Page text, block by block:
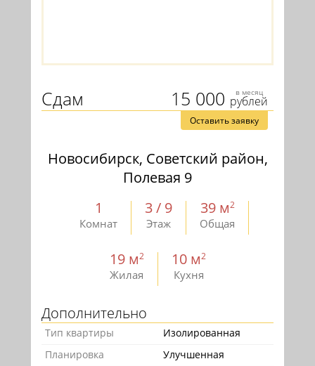
15 000 в месяц
рублей
Сдам
Оставить заявку
Новосибирск, Советский район,
Полевая 9
1
Комнат
3 / 9
Этаж
39 м2
Общая
19 м2
Жилая
10 м2
Кухня
Дополнительно
Тип квартиры
Изолированная
Планировка
Улучшенная